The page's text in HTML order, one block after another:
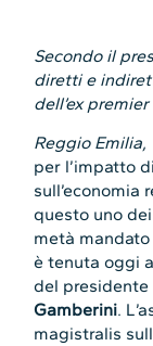
Secondo il
diretti e
dell’ex
Reggio Emilia,
per l’impatto
sull’economia
questo uno
metà
è tenuta oggi
del presidente
Gamberini.
magistralis